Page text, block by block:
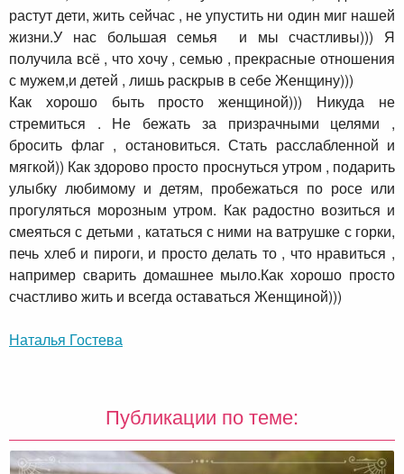
растут дети, жить сейчас , не упустить ни один миг нашей
жизни.У нас большая семья и мы счастливы))) Я
получила всё , что хочу , семью , прекрасные отношения
с мужем,и детей , лишь раскрыв в себе Женщину)))
Как хорошо быть просто женщиной))) Никуда не
стремиться . Не бежать за призрачными целями ,
бросить флаг , остановиться. Стать расслабленной и
мягкой)) Как здорово просто проснуться утром , подарить
улыбку любимому и детям, пробежаться по росе или
прогуляться морозным утром. Как радостно возиться и
смеяться с детьми , кататься с ними на ватрушке с горки,
печь хлеб и пироги, и просто делать то , что нравиться ,
например сварить домашнее мыло.Как хорошо просто
счастливо жить и всегда оставаться Женщиной)))
Наталья Гостева
Публикации по теме: